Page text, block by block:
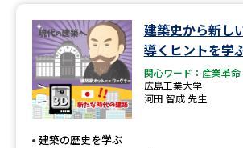
先輩が入学を決めた理由 テレメー
新生活お役立ちガイド
建築史から新し
導くヒントを学
関心ワード：産業革命
広島工業大学
河田 智成 先生
建築の歴史を学ぶ